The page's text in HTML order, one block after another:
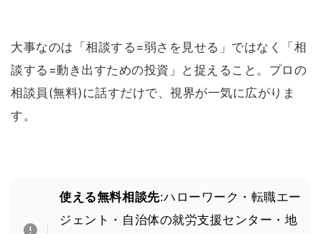
大事なのは「相談する=弱さを見せる」ではなく「相
談する=動き出すための投資」と捉えること。プロの
相談員(無料)に話すだけで、視界が一気に広がりま
す。
使える無料相談先:ハローワーク・転職エー
ジェント・自治体の就労支援センター・地